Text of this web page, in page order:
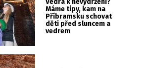
Vedra k nevydržení?
Máme tipy, kam na
Příbramsku schovat
děti před sluncem a
vedrem